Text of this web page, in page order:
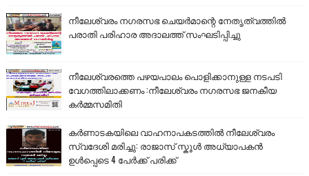
നീലേശ്വരം നഗരസഭ ചെയർമാന്റെ നേതൃത്വത്തിൽ
പരാതി പരിഹാര അദാലത്ത് സംഘടിപ്പിച്ചു
നീലേശ്വരത്തെ പഴയപാലം പൊളിക്കാനുള്ള നടപടി
വേഗത്തിലാക്കണം :നീലേശ്വരം നഗരസഭ ജനകീയ
കർമ്മസമിതി
കർണാടകയിലെ വാഹനാപകടത്തിൽ നീലേശ്വരം
സ്വദേശി മരിച്ചു: രാജാസ് സ്കൂൾ അധ്യാപകൻ
ഉൾപ്പെടെ 4 പേർക്ക് പരിക്ക്